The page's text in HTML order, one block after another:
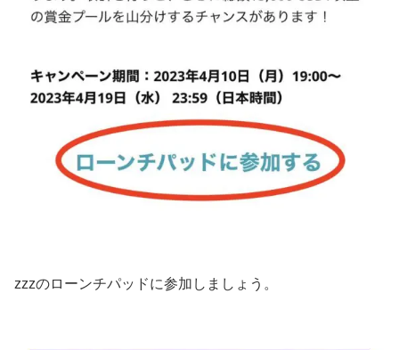
zzzのローンチパッドに参加しましょう。